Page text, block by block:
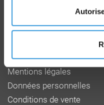
www.faceaurisque.com
Qui sommes-nous
Mentions légales
Données personnelles
Conditions de vente